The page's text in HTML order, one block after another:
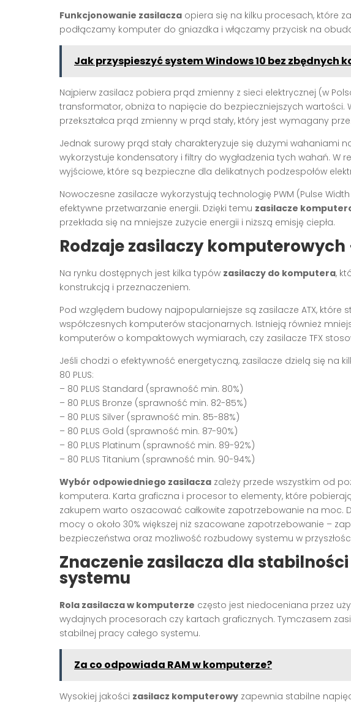
Funkcjonowanie zasilacza opiera się na kilku procesach, które
podłączamy komputer do gniazdka i włączamy przycisk na
Jak przyspieszyć system Windows 10 bez zbędnych
Najpierw zasilacz pobiera prąd zmienny z sieci elektrycznej (w
transformator, obniża to napięcie do bezpieczniejszych wartości.
przekształca prąd zmienny w prąd stały, który jest wymagany
Jednak surowy prąd stały charakteryzuje się dużymi wahaniami
wykorzystuje kondensatory i filtry do wygładzenia tych wahań. W
wyjściowe, które są bezpieczne dla delikatnych podzespołów
Nowoczesne zasilacze wykorzystują technologię PWM (Pulse
efektywne przetwarzanie energii. Dzięki temu zasilacze
przekłada się na mniejsze zużycie energii i niższą emisję ciepła.
Rodzaje zasilaczy
Na rynku dostępnych jest kilka typów zasilaczy do komputera,
konstrukcją i przeznaczeniem.
Pod względem budowy najpopularniejsze są zasilacze ATX, które
współczesnych komputerów stacjonarnych. Istnieją również
komputerów o kompaktowych wymiarach, czy zasilacze TFX
Jeśli chodzi o efektywność energetyczną, zasilacze dzielą się na
80 PLUS:
– 80 PLUS Standard (sprawność min. 80%)
– 80 PLUS Bronze (sprawność min. 82-85%)
– 80 PLUS Silver (sprawność min. 85-88%)
– 80 PLUS Gold (sprawność min. 87-90%)
– 80 PLUS Platinum (sprawność min. 89-92%)
– 80 PLUS Titanium (sprawność min. 90-94%)
Wybór odpowiedniego zasilacza zależy przede wszystkim od
komputera. Karta graficzna i procesor to elementy, które
zakupem warto oszacować całkowite zapotrzebowanie na moc.
mocy o około 30% większej niż szacowane zapotrzebowanie –
bezpieczeństwa oraz możliwość rozbudowy systemu w
Znaczenie zasilacza dla
systemu
Rola zasilacza w komputerze często jest niedoceniana przez
wydajnych procesorach czy kartach graficznych. Tymczasem
stabilnej pracy całego systemu.
Za co odpowiada RAM w komputerze?
Wysokiej jakości zasilacz komputerowy zapewnia stabilne